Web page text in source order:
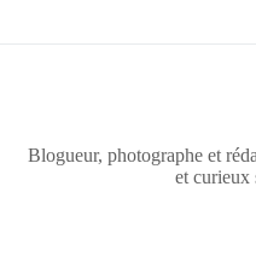
Blogueur, photographe et
et curieux